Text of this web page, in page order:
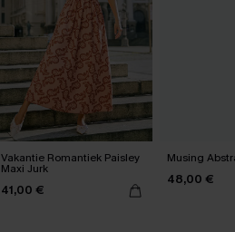
Vakantie Romantiek Paisley
Maxi Jurk
41,00 €
Musing
48,00 €